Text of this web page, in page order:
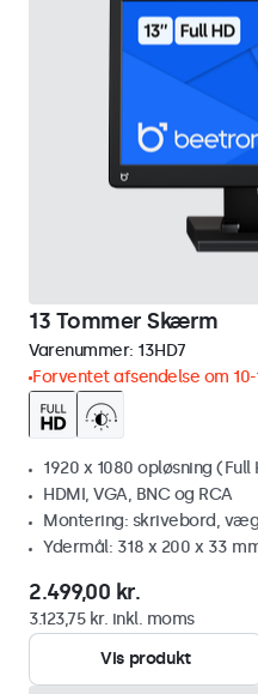
13 Tommer Skærm
Varenummer: 13HD7
Forventet afsendelse om 10-
1920 x 1080 opløsning (Full
HDMI, VGA, BNC og RCA
Montering: skrivebord, væg
Ydermål: 318 x 200 x 33
2.499,00 kr.
3.123,75 kr. inkl. moms
Vis produkt